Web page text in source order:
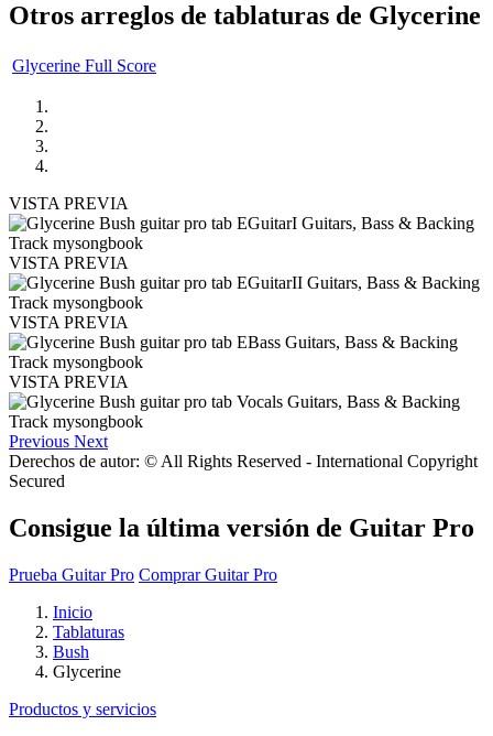
Otros arreglos de tablaturas de Glycerine
Glycerine Full Score
VISTA PREVIA
VISTA PREVIA
VISTA PREVIA
VISTA PREVIA
Previous Next
Derechos de autor: © All Rights Reserved - International Copyright
Secured
Consigue la última versión de Guitar Pro
Prueba Guitar Pro Comprar Guitar Pro
Inicio
Tablaturas
Bush
Glycerine
Productos y servicios